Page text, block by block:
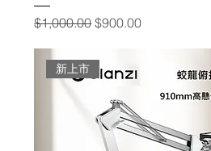
一般價格
$1,000.00促銷價格
$900.00
新上市